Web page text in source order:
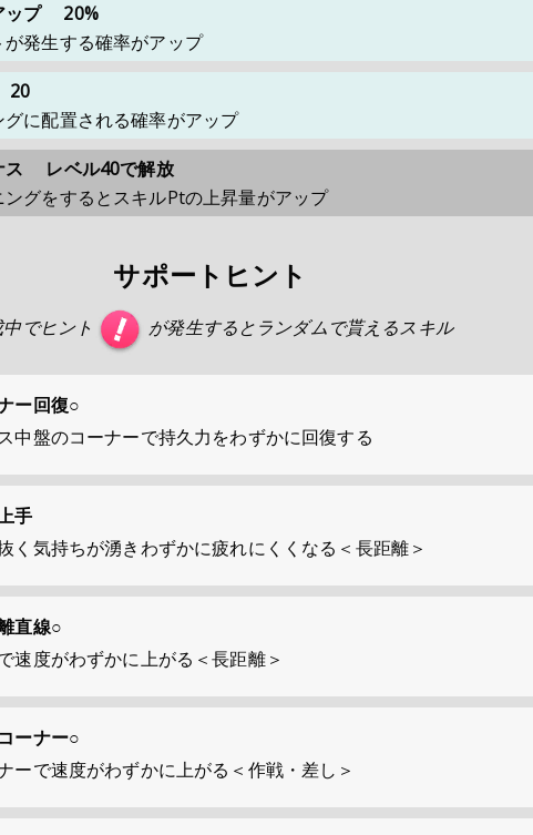
ップ
20%
が発生する確率がアップ
20
に配置される確率がアップ
ス
レベル40で解放
グをするとスキルPtの上昇量がアップ
サポートヒント
中でヒント が発生するとランダムで貰えるスキル
ー回復○
中盤のコーナーで持久力をわずかに回復する
手
く気持ちが湧きわずかに疲れにくくなる＜長距離＞
直線○
速度がわずかに上がる＜長距離＞
ーナー○
ーで速度がわずかに上がる＜作戦・差し＞